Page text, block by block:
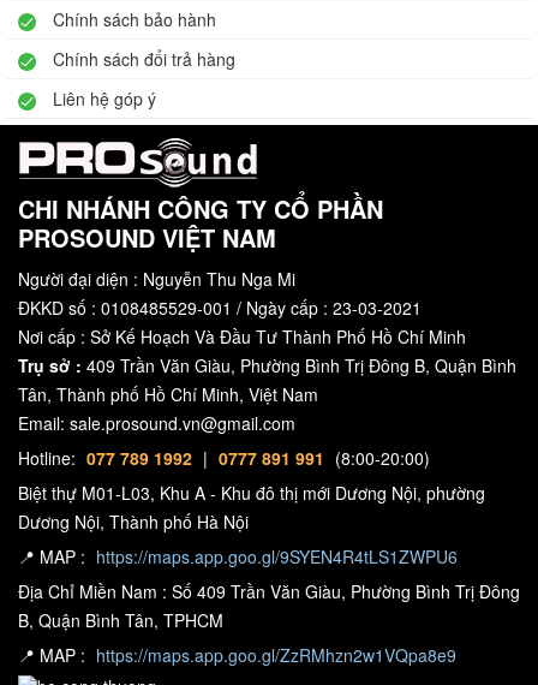
Chính sách bảo hành
Chính sách đổi trả hàng
Liên hệ góp ý
CHI NHÁNH CÔNG TY CỔ PHẦN
PROSOUND VIỆT NAM
Người đại diện : Nguyễn Thu Nga Mi
ĐKKD số : 0108485529-001 / Ngày cấp : 23-03-2021
Nơi cấp : Sở Kế Hoạch Và Đầu Tư Thành Phố Hồ Chí Minh
Trụ sở : 409 Trần Văn Giàu, Phường Bình Trị Đông B, Quận Bình
Tân, Thành phố Hồ Chí Minh, Việt Nam
Email: sale.prosound.vn@gmail.com
Hotline: 077 789 1992 | 0777 891 991 (8:00-20:00)
Biệt thự M01-L03, Khu A - Khu đô thị mới Dương Nội, phường
Dương Nội, Thành phố Hà Nội
📍 MAP : https://maps.app.goo.gl/9SYEN4R4tLS1ZWPU6
Địa Chỉ Miền Nam : Số 409 Trần Văn Giàu, Phường Bình Trị Đông
B, Quận Bình Tân, TPHCM
📍 MAP : https://maps.app.goo.gl/ZzRMhzn2w1VQpa8e9